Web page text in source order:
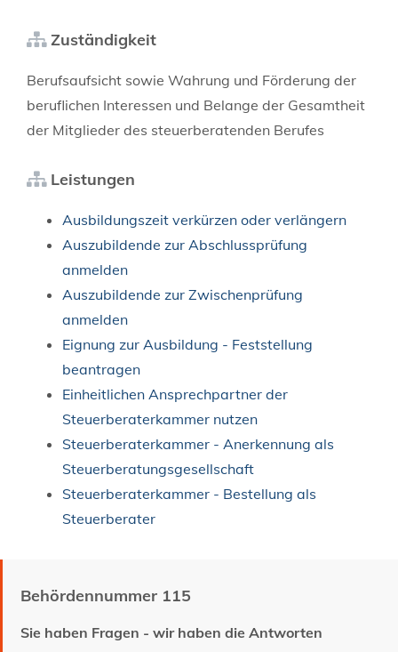
Zuständigkeit
Berufsaufsicht sowie Wahrung und Förderung der
beruflichen Interessen und Belange der Gesamtheit
der Mitglieder des steuerberatenden Berufes
Leistungen
Ausbildungszeit verkürzen oder verlängern
Auszubildende zur Abschlussprüfung
anmelden
Auszubildende zur Zwischenprüfung
anmelden
Eignung zur Ausbildung - Feststellung
beantragen
Einheitlichen Ansprechpartner der
Steuerberaterkammer nutzen
Steuerberaterkammer - Anerkennung als
Steuerberatungsgesellschaft
Steuerberaterkammer - Bestellung als
Steuerberater
Behördennummer 115
Sie haben Fragen - wir haben die Antworten